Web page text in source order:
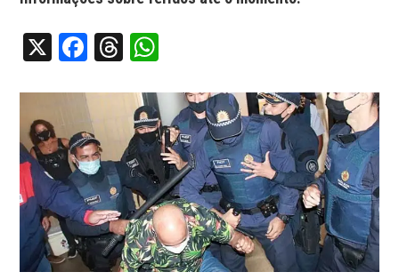
X Facebook
Threads